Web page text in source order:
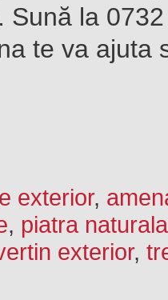
Sună la
te va ajuta
exterior,
, piatra naturala
exterior,